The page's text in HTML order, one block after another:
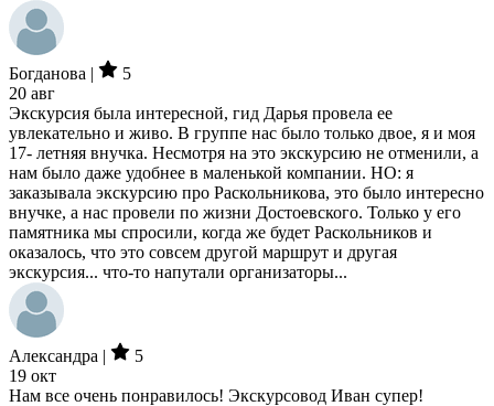
Богданова |
5
20 авг
Экскурсия была интересной, гид Дарья провела ее
увлекательно и живо. В группе нас было только двое, я и моя
17- летняя внучка. Несмотря на это экскурсию не отменили, а
нам было даже удобнее в маленькой компании. НО: я
заказывала экскурсию про Раскольникова, это было интересно
внучке, а нас провели по жизни Достоевского. Только у его
памятника мы спросили, когда же будет Раскольников и
оказалось, что это совсем другой маршрут и другая
экскурсия... что-то напутали организаторы...
Александра |
5
19 окт
Нам все очень понравилось! Экскурсовод Иван супер!